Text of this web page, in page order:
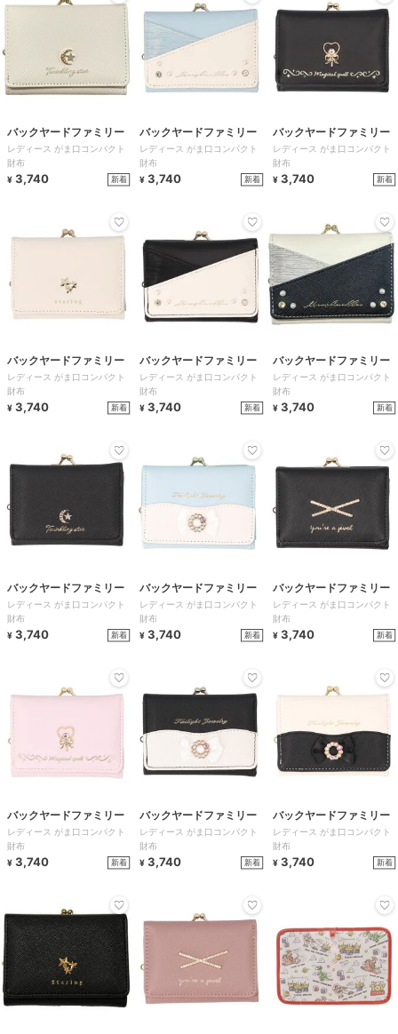
バックヤードファミリー
レディース がま口コンパクト
財布
¥ 3,740 新着
バックヤードファミリー
レディース がま口コンパクト
財布
¥ 3,740 新着
バックヤードファミリー
レディース がま口コンパクト
財布
¥ 3,740 新着
バックヤードファミリー
レディース がま口コンパクト
財布
¥ 3,740 新着
バックヤードファミリー
レディース がま口コンパクト
財布
¥ 3,740 新着
バックヤードファミリー
レディース がま口コンパクト
財布
¥ 3,740 新着
バックヤードファミリー
レディース がま口コンパクト
財布
¥ 3,740 新着
バックヤードファミリー
レディース がま口コンパクト
財布
¥ 3,740 新着
バックヤードファミリー
レディース がま口コンパクト
財布
¥ 3,740 新着
バックヤードファミリー
レディース がま口コンパクト
財布
¥ 3,740 新着
バックヤードファミリー
レディース がま口コンパクト
財布
¥ 3,740 新着
バックヤードファミリー
レディース がま口コンパクト
財布
¥ 3,740 新着